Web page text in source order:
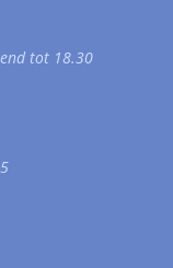
tot 18.30